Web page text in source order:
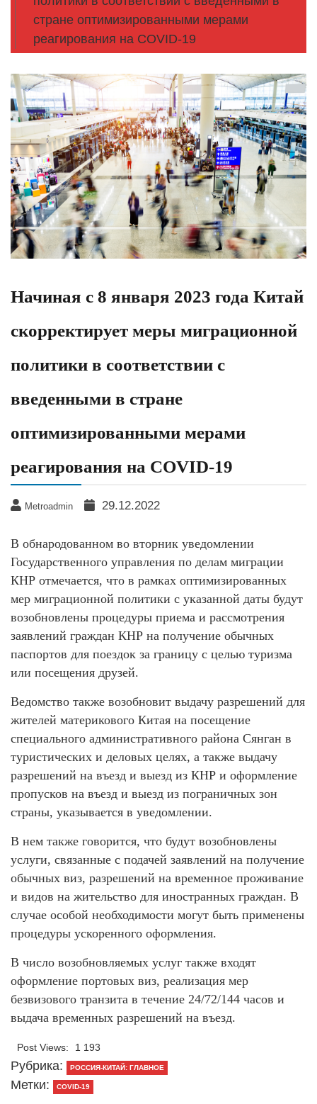
стране оптимизированными мерами
реагирования на COVID-19
Начиная с 8 января 2023 года Китай
скорректирует меры миграционной
политики в соответствии с
введенными в стране
оптимизированными мерами
реагирования на COVID-19
Metroadmin 29.12.2022
В обнародованном во вторник уведомлении
Государственного управления по делам миграции
КНР отмечается, что в рамках оптимизированных
мер миграционной политики с указанной даты будут
возобновлены процедуры приема и рассмотрения
заявлений граждан КНР на получение обычных
паспортов для поездок за границу с целью туризма
или посещения друзей.
Ведомство также возобновит выдачу разрешений для
жителей материкового Китая на посещение
специального административного района Сянган в
туристических и деловых целях, а также выдачу
разрешений на въезд и выезд из КНР и оформление
пропусков на въезд и выезд из пограничных зон
страны, указывается в уведомлении.
В нем также говорится, что будут возобновлены
услуги, связанные с подачей заявлений на получение
обычных виз, разрешений на временное проживание
и видов на жительство для иностранных граждан. В
случае особой необходимости могут быть применены
процедуры ускоренного оформления.
В число возобновляемых услуг также входят
оформление портовых виз, реализация мер
безвизового транзита в течение 24/72/144 часов и
выдача временных разрешений на въезд.
Post Views: 1 193
Рубрика: РОССИЯ-КИТАЙ: ГЛАВНОЕ
Метки: COVID-19